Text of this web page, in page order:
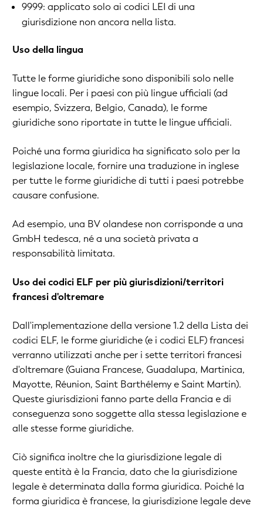
9999: applicato solo ai codici LEI di una
giurisdizione non ancora nella lista.
Uso della lingua
Tutte le forme giuridiche sono disponibili solo nelle
lingue locali. Per i paesi con più lingue ufficiali (ad
esempio, Svizzera, Belgio, Canada), le forme
giuridiche sono riportate in tutte le lingue ufficiali.
Poiché una forma giuridica ha significato solo per la
legislazione locale, fornire una traduzione in inglese
per tutte le forme giuridiche di tutti i paesi potrebbe
causare confusione.
Ad esempio, una BV olandese non corrisponde a una
GmbH tedesca, né a una società privata a
responsabilità limitata.
Uso dei codici ELF per più giurisdizioni/territori
francesi d'oltremare
Dall'implementazione della versione 1.2 della Lista dei
codici ELF, le forme giuridiche (e i codici ELF) francesi
verranno utilizzati anche per i sette territori francesi
d'oltremare (Guiana Francese, Guadalupa, Martinica,
Mayotte, Réunion, Saint Barthélemy e Saint Martin).
Queste giurisdizioni fanno parte della Francia e di
conseguenza sono soggette alla stessa legislazione e
alle stesse forme giuridiche.
Ciò significa inoltre che la giurisdizione legale di
queste entità è la Francia, dato che la giurisdizione
legale è determinata dalla forma giuridica. Poiché la
forma giuridica è francese, la giurisdizione legale deve